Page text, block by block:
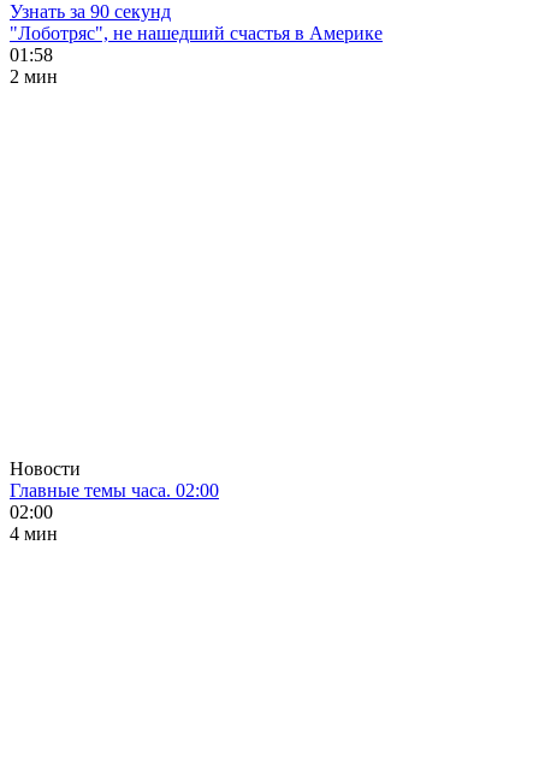
Узнать за 90 секунд
"Лоботряс", не нашедший счастья в Америке
01:58
2 мин
Новости
Главные темы часа. 02:00
02:00
4 мин